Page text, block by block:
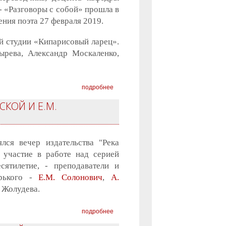
с собой» прошла в
поэта 27 февраля 2019.
студии «Кипарисовый ларец».
Александр Москаленко,
подробнее
И Е.М.
вечер издательства "Река
в работе над серией
- преподаватели и
-Е.М. Солонович, А.
подробнее